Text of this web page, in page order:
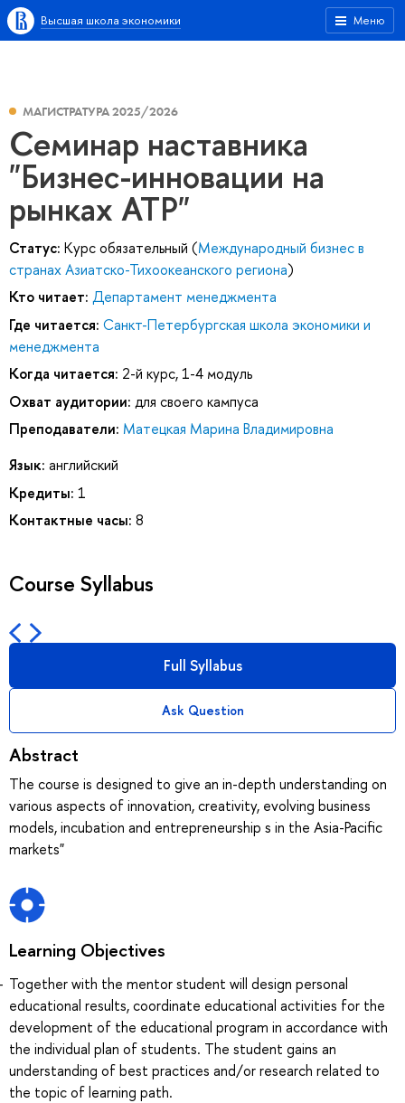
Меню
Высшая школа экономики
МАГИСТРАТУРА 2025/2026
Семинар наставника
"Бизнес-инновации на
рынках АТР"
Статус: Курс обязательный (Международный бизнес в
странах Азиатско-Тихоокеанского региона)
Кто читает: Департамент менеджмента
Где читается: Санкт-Петербургская школа экономики и
менеджмента
Когда читается: 2-й курс, 1-4 модуль
Охват аудитории: для своего кампуса
Преподаватели: Матецкая Марина Владимировна
Язык: английский
Кредиты: 1
Контактные часы: 8
Course Syllabus
Full Syllabus
Ask Question
Abstract
The course is designed to give an in-depth understanding on
various aspects of innovation, creativity, evolving business
models, incubation and entrepreneurship s in the Asia-Pacific
markets"
Learning Objectives
Together with the mentor student will design personal
educational results, coordinate educational activities for the
development of the educational program in accordance with
the individual plan of students. The student gains an
understanding of best practices and/or research related to
the topic of learning path.